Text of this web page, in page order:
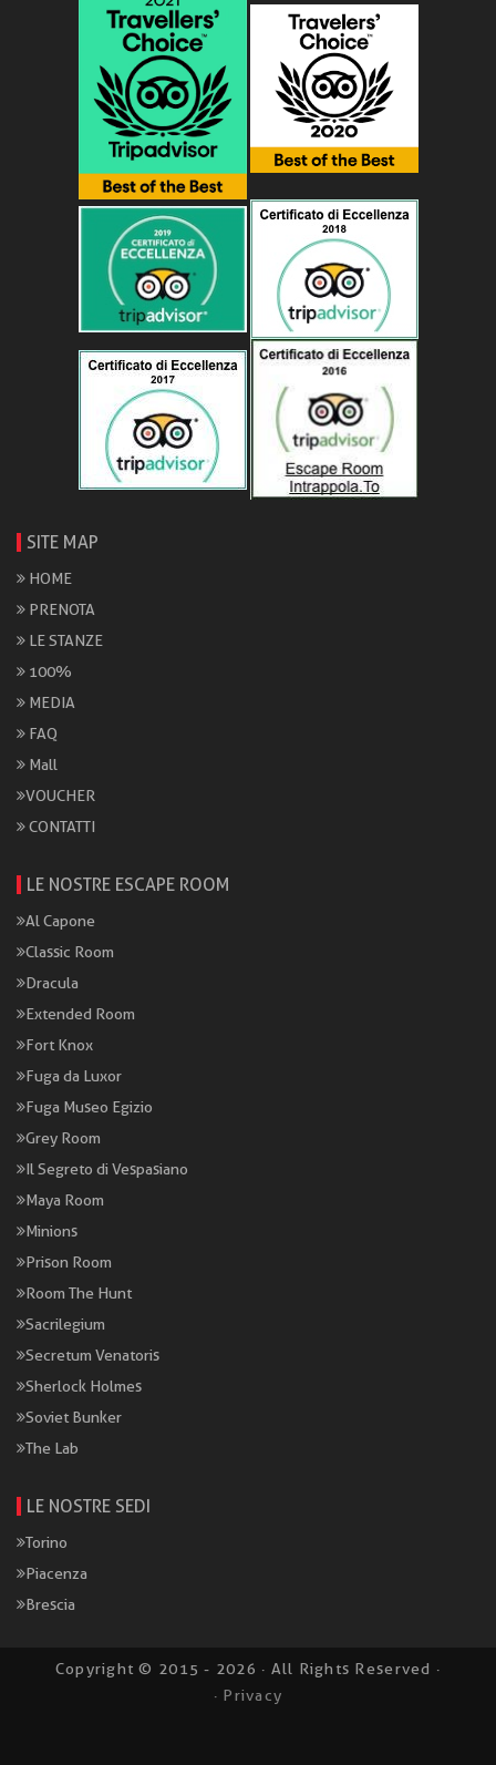
SITE MAP
HOME
PRENOTA
LE STANZE
100%
MEDIA
FAQ
Mall
VOUCHER
CONTATTI
LE NOSTRE ESCAPE ROOM
Al Capone
Classic Room
Dracula
Extended Room
Fort Knox
Fuga da Luxor
Fuga Museo Egizio
Grey Room
Il Segreto di Vespasiano
Maya Room
Minions
Prison Room
Room The Hunt
Sacrilegium
Secretum Venatoris
Sherlock Holmes
Soviet Bunker
The Lab
LE NOSTRE SEDI
Torino
Piacenza
Brescia
Copyright © 2015 - 2026 · All Rights Reserved ·
· Privacy